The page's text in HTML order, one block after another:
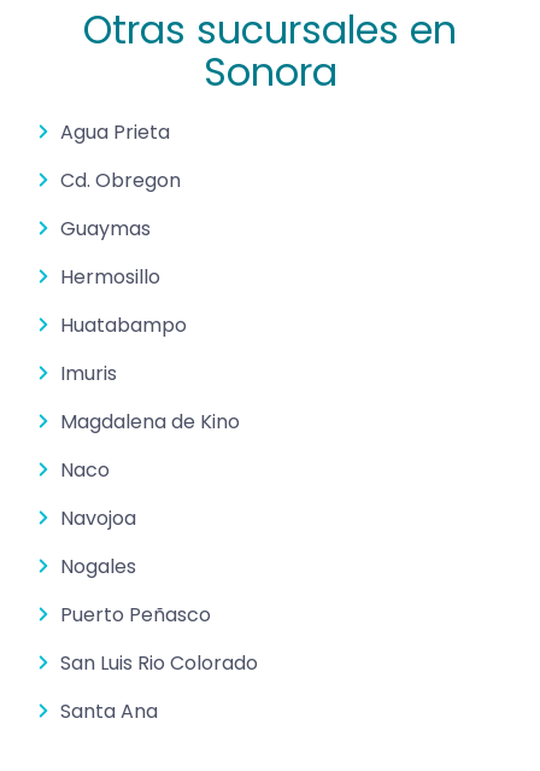
Otras sucursales en
Sonora
Agua Prieta
Cd. Obregon
Guaymas
Hermosillo
Huatabampo
Imuris
Magdalena de Kino
Naco
Navojoa
Nogales
Puerto Peñasco
San Luis Rio Colorado
Santa Ana